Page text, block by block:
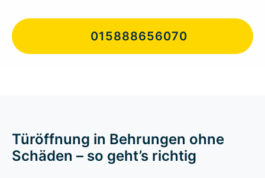
015888656070
Türöffnung in Behrungen ohne
Schäden – so geht’s richtig